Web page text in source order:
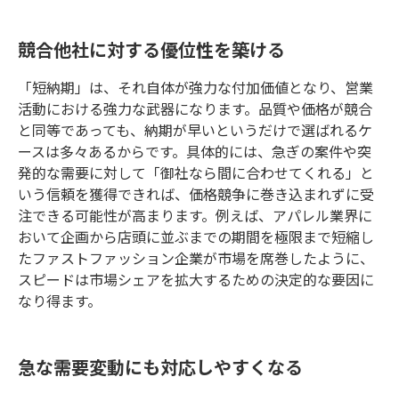
競合他社に対する優位性を築ける
「短納期」は、それ自体が強力な付加価値となり、営業
活動における強力な武器になります。品質や価格が競合
と同等であっても、納期が早いというだけで選ばれるケ
ースは多々あるからです。具体的には、急ぎの案件や突
発的な需要に対して「御社なら間に合わせてくれる」と
いう信頼を獲得できれば、価格競争に巻き込まれずに受
注できる可能性が高まります。例えば、アパレル業界に
おいて企画から店頭に並ぶまでの期間を極限まで短縮し
たファストファッション企業が市場を席巻したように、
スピードは市場シェアを拡大するための決定的な要因に
なり得ます。
急な需要変動にも対応しやすくなる